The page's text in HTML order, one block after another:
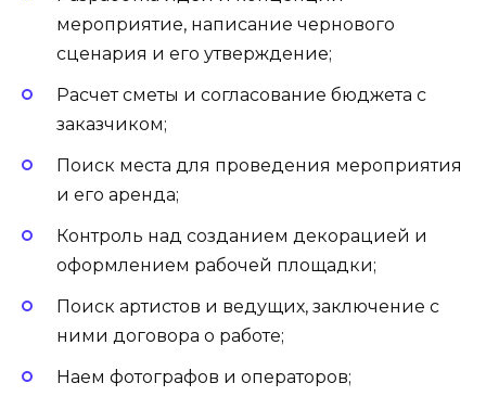
мероприятие, написание чернового
сценария и его утверждение;
Расчет сметы и согласование бюджета с
заказчиком;
Поиск места для проведения мероприятия
и его аренда;
Контроль над созданием декорацией и
оформлением рабочей площадки;
Поиск артистов и ведущих, заключение с
ними договора о работе;
Наем фотографов и операторов;